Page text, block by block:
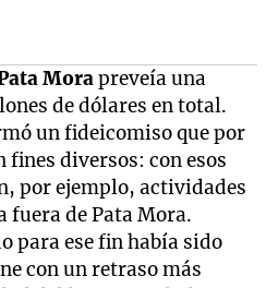
Morapreveía una
de dólares en total.
un fideicomiso que por
diversos: con esos
por ejemplo, actividades
fuera de Pata Mora.
para ese fin había sido
con un retraso más